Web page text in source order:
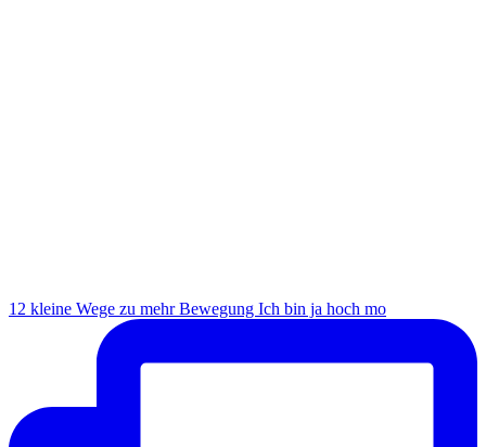
12 kleine Wege zu mehr Bewegung Ich bin ja hoch mo